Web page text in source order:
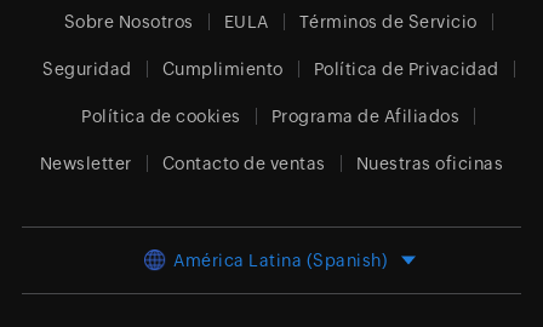
Sobre Nosotros EULA Términos de Servicio
Seguridad Cumplimiento Política de Privacidad
Política de cookies Programa de Afiliados
Newsletter Contacto de ventas Nuestras oficinas
América Latina (Spanish)